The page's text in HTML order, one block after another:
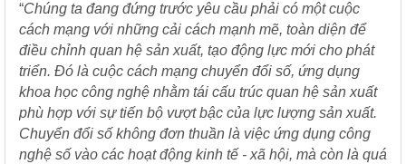
“Chúng ta đang đứng trước yêu cầu phải có một cuộc
cách mạng với những cải cách mạnh mẽ, toàn diện để
điều chỉnh quan hệ sản xuất, tạo động lực mới cho phát
triển. Đó là cuộc cách mạng chuyển đổi số, ứng dụng
khoa học công nghệ nhằm tái cấu trúc quan hệ sản xuất
phù hợp với sự tiến bộ vượt bậc của lực lượng sản xuất.
Chuyển đổi số không đơn thuần là việc ứng dụng công
nghệ số vào các hoạt động kinh tế - xã hội, mà còn là quá